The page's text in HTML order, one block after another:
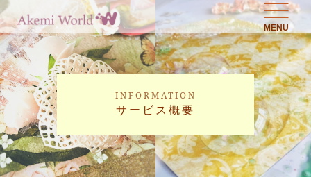
MENU
INFORMATION
サービス概要